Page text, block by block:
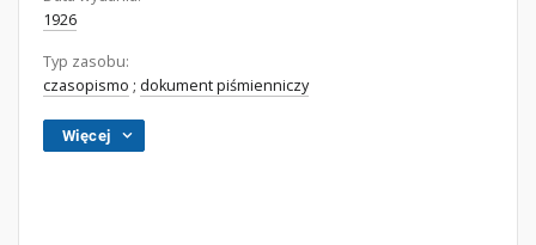
1926
Typ zasobu:
czasopismo ; dokument piśmienniczy
Więcej